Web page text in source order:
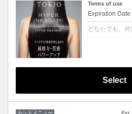
Terms of use
Expiration Date
どなたでも、
的な「髪質ケ
Select
カットメニュー